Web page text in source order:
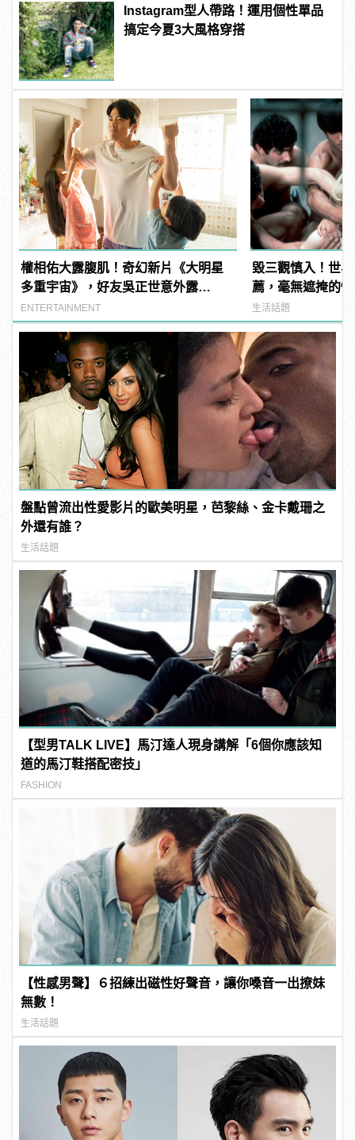
Instagram型人帶路！運用個性單品
搞定今夏3大風格穿搭
權相佑大露腹肌！奇幻新片《大明星
多重宇宙》，好友吳正世意外露
鳥！？
ENTERTAINMENT
毀三觀慎入！世
薦，毫無遮掩的
噁心到極致！
生活話題
盤點曾流出性愛影片的歐美明星，芭黎絲、金卡戴珊之
外還有誰？
生活話題
【型男TALK LIVE】馬汀達人現身講解「6個你應該知
道的馬汀鞋搭配密技」
FASHION
【性感男聲】６招練出磁性好聲音，讓你嗓音一出撩妹
無數！
生活話題